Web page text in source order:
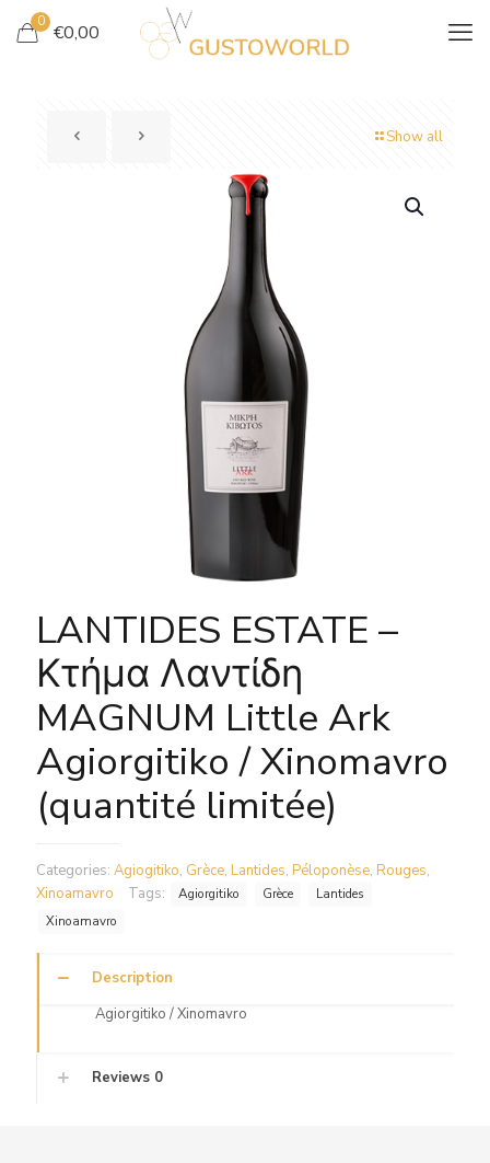
0 €0,00
Show all
LANTIDES ESTATE –
Κτήμα Λαντίδη
MAGNUM Little Ark
Agiorgitiko / Xinomavro
(quantité limitée)
Categories: Agiogitiko, Grèce, Lantides, Péloponèse, Rouges,
Xinoamavro
Tags: Agiorgitiko Grèce
Lantides
Xinoamavro
Description
Agiorgitiko / Xinomavro
Reviews 0